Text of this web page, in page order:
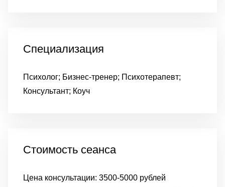
Специализация
Психолог; Бизнес-тренер; Психотерапевт;
Консультант; Коуч
Стоимость сеанса
Цена консультации: 3500-5000 рублей